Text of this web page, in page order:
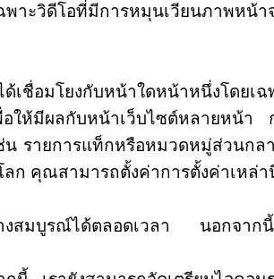
ฉพาะวิดีโอที่มีการหมุนเวียนภา
เชื่อมโยงกับหน้าใดหน้าหนึ่งโดยเ
ให้มีผลกับหน้าเว็บไซต์หลายหน้
น รายการแท็กหรือหมวดหมู่ส่วน
คุณสามารถตั้งค่าการตั้งค่าเหล่านี้
มบูรณ์ได้ตลอดเวลา นอกจากนี้